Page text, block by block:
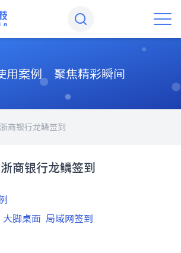
用案例 聚焦精彩瞬间
浙商银行龙鳞签到
浙商银行龙鳞签到
大脚桌面 局域网签到